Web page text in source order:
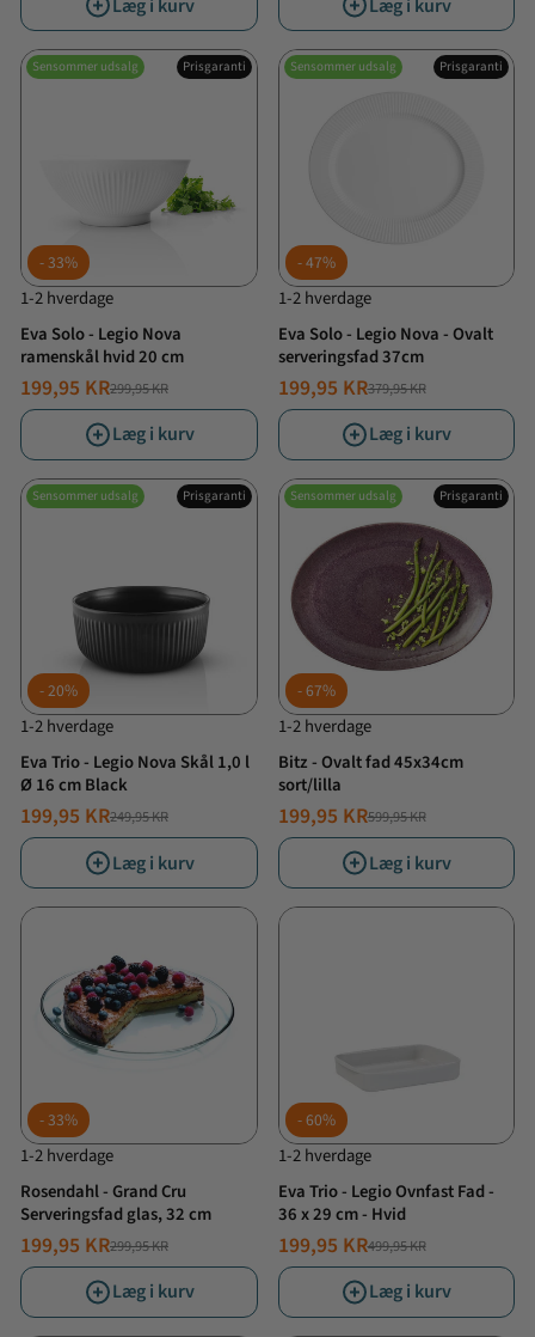
Læg i kurv Læg i kurv
Sensommer udsalg Prisgaranti
33%
1-2 hverdage
Eva Solo - Legio Nova
ramenskål hvid 20 cm
NORMALPRIS299,95 KR
TILBUDSPRIS
199,95 KR
Læg i kurv
Sensommer udsalg Prisgaranti
47%
1-2 hverdage
Eva Solo - Legio Nova - Ovalt
serveringsfad 37cm
NORMALPRIS379,95 KR
TILBUDSPRIS
199,95 KR
Læg i kurv
Sensommer udsalg Prisgaranti
20%
1-2 hverdage
Eva Trio - Legio Nova Skål 1,0 l
Ø 16 cm Black
NORMALPRIS249,95 KR
TILBUDSPRIS
199,95 KR
Læg i kurv
Sensommer udsalg Prisgaranti
67%
1-2 hverdage
Bitz - Ovalt fad 45x34cm
sort/lilla
NORMALPRIS599,95 KR
TILBUDSPRIS
199,95 KR
Læg i kurv
33%
1-2 hverdage
Rosendahl - Grand Cru
Serveringsfad glas, 32 cm
NORMALPRIS299,95 KR
TILBUDSPRIS
199,95 KR
Læg i kurv
60%
1-2 hverdage
Eva Trio - Legio Ovnfast Fad -
36 x 29 cm - Hvid
NORMALPRIS499,95 KR
TILBUDSPRIS
199,95 KR
Læg i kurv